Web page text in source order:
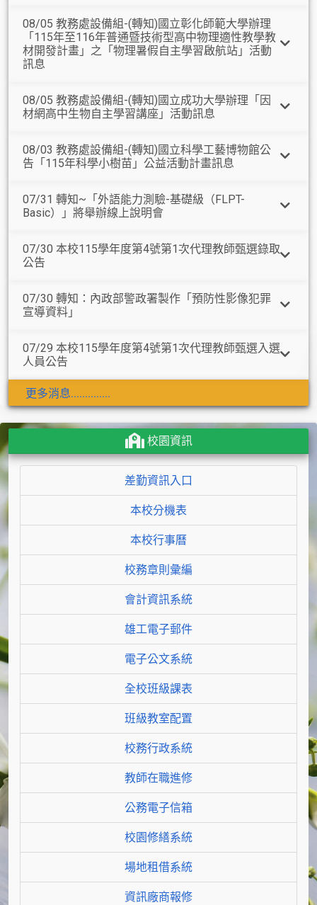
08/05 教務處設備組-(轉知)國立彰化師範大學辦理
「115年至116年普通暨技術型高中物理適性教學教
材開發計畫」之「物理暑假自主學習啟航站」活動
訊息
08/05 教務處設備組-(轉知)國立成功大學辦理「因
材網高中生物自主學習講座」活動訊息
08/03 教務處設備組-(轉知)國立科學工藝博物館公
告「115年科學小樹苗」公益活動計畫訊息
07/31 轉知~「外語能力測驗-基礎級（FLPT-
Basic）」將舉辦線上說明會
07/30 本校115學年度第4號第1次代理教師甄選錄取
公告
07/30 轉知：內政部警政署製作「預防性影像犯罪
宣導資料」
07/29 本校115學年度第4號第1次代理教師甄選入選
人員公告
更多消息..............
校園資訊
差勤資訊入口
本校分機表
本校行事曆
校務章則彙編
會計資訊系統
雄工電子郵件
電子公文系統
全校班級課表
班級教室配置
校務行政系統
教師在職進修
公務電子信箱
校園修繕系統
場地租借系統
資訊廠商報修